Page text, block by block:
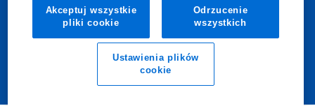
Akceptuj wszystkie
pliki cookie
Odrzucenie
wszystkich
Ustawienia plików
cookie